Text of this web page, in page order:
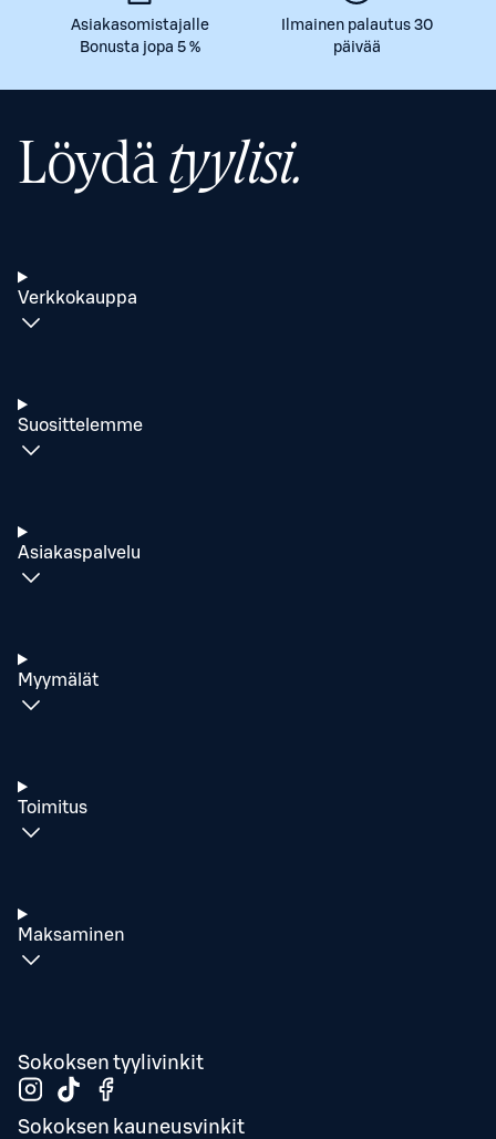
Asiakasomistajalle
Bonusta jopa 5 %
Ilmainen palautus 30
päivää
Löydätyylisi.
Verkkokauppa
Suosittelemme
Asiakaspalvelu
Myymälät
Toimitus
Maksaminen
Sokoksen tyylivinkit
Sokoksen kauneusvinkit